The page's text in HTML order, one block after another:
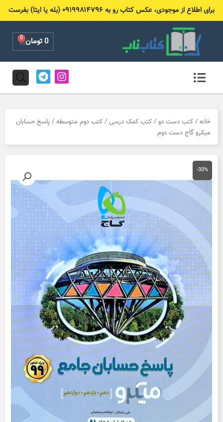
برای اطلاع از موجودی، عکس کتاب رو به ۰۹۱۹۹۸۱۴۷۹۶ (بله یا ایتا) بفرست
0تومان 0
Cart
I
n
s
g
a
T
e
l
r
m
خانه / کتب دست دو / کتب کمک درسی / کتب دوم متوسطه / پاسخ حسابان
میکرو گاج دست دوم
-30%